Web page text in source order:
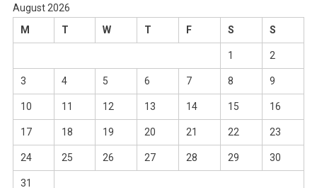
August 2026
M
T W T F S S
1 2
3 4 5 6 7 8 9
10 11 12 13 14 15 16
17 18 19 20 21 22 23
24 25 26 27 28 29 30
31